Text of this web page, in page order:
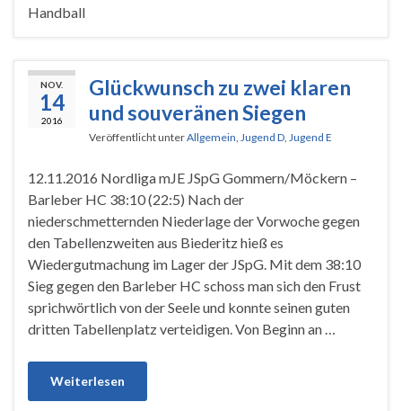
Handball
NOV.
14
2016
Glückwunsch zu zwei klaren
und souveränen Siegen
Veröffentlicht unterAllgemein Jugend D Jugend E
12.11.2016 Nordliga mJE JSpG Gommern/Möckern –
Barleber HC 38:10 (22:5) Nach der
niederschmetternden Niederlage der Vorwoche gegen
den Tabellenzweiten aus Biederitz hieß es
Wiedergutmachung im Lager der JSpG. Mit dem 38:10
Sieg gegen den Barleber HC schoss man sich den Frust
sprichwörtlich von der Seele und konnte seinen guten
dritten Tabellenplatz verteidigen. Von Beginn an …
Weiterlesen